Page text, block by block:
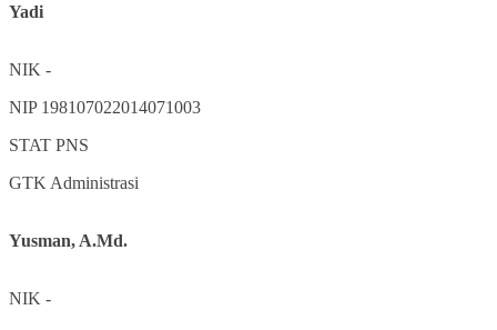
Yadi
NIK -
NIP 198107022014071003
STAT PNS
GTK Administrasi
Yusman, A.Md.
NIK -